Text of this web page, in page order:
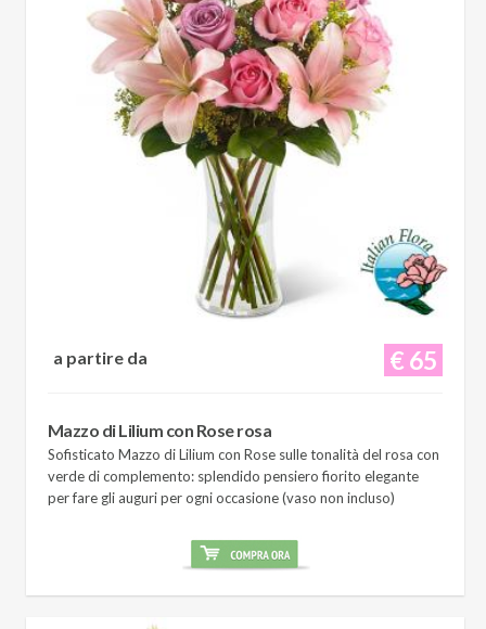
€ 65
a partire da
Mazzo di Lilium con Rose rosa
Sofisticato Mazzo di Lilium con Rose sulle tonalità del rosa con
verde di complemento: splendido pensiero fiorito elegante
per fare gli auguri per ogni occasione (vaso non incluso)